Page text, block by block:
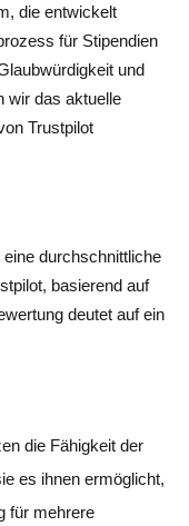
die entwickelt
für Stipendien
und
wir das aktuelle
Trustpilot
durchschnittliche
basierend auf
deutet auf ein
die Fähigkeit der
es ihnen ermöglicht,
für mehrere